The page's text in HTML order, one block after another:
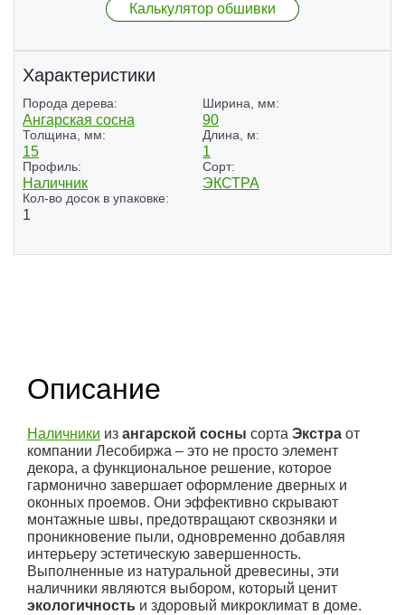
Калькулятор обшивки
Характеристики
Порода дерева:
Ангарская сосна
Ширина, мм:
90
Толщина, мм:
15
Длина, м:
1
Профиль:
Наличник
Сорт:
ЭКСТРА
Кол-во досок в упаковке:
1
Описание
Наличники из ангарской сосны сорта Экстра от
компании Лесобиржа – это не просто элемент
декора, а функциональное решение, которое
гармонично завершает оформление дверных и
оконных проемов. Они эффективно скрывают
монтажные швы, предотвращают сквозняки и
проникновение пыли, одновременно добавляя
интерьеру эстетическую завершенность.
Выполненные из натуральной древесины, эти
наличники являются выбором, который ценит
экологичность и здоровый микроклимат в доме.